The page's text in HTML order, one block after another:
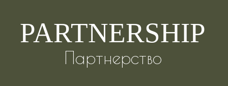
PARTNERSHIP
Партнерство